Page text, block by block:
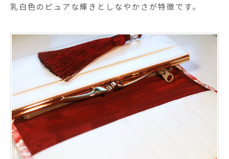
乳白色のピュアな輝きとしなやかさが特徴です。